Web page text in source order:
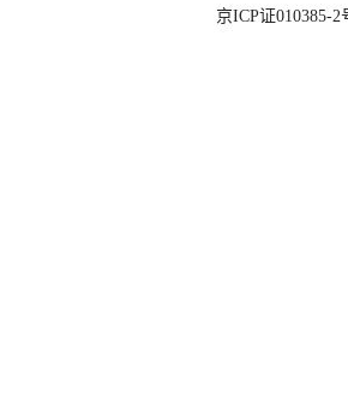
京ICP证010385-2